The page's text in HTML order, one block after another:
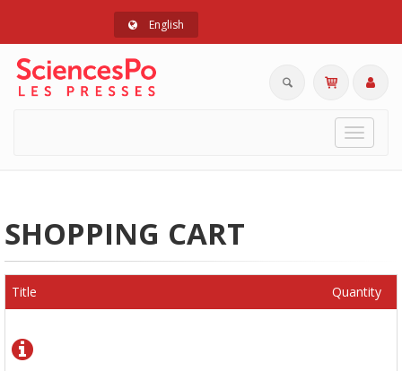
English
Toggle
SHOPPING CART
Title Quantity